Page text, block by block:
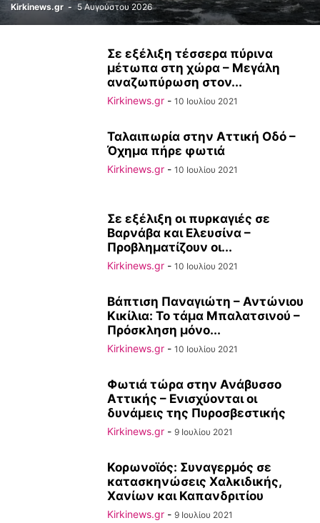
Kirkinews.gr - 5 Αυγούστου 2026
Σε εξέλιξη τέσσερα πύρινα
μέτωπα στη χώρα – Μεγάλη
αναζωπύρωση στον...
Kirkinews.gr - 10 Ιουλίου 2021
Ταλαιπωρία στην Αττική Οδό –
Όχημα πήρε φωτιά
Kirkinews.gr - 10 Ιουλίου 2021
Σε εξέλιξη οι πυρκαγιές σε
Βαρνάβα και Ελευσίνα –
Προβληματίζουν οι...
Kirkinews.gr - 10 Ιουλίου 2021
Βάπτιση Παναγιώτη – Αντώνιου
Κικίλια: Το τάμα Μπαλατσινού –
Πρόσκληση μόνο...
Kirkinews.gr - 10 Ιουλίου 2021
Φωτιά τώρα στην Ανάβυσσο
Αττικής – Ενισχύονται οι
δυνάμεις της Πυροσβεστικής
Kirkinews.gr - 9 Ιουλίου 2021
Κορωνοϊός: Συναγερμός σε
κατασκηνώσεις Χαλκιδικής,
Χανίων και Καπανδριτίου
Kirkinews.gr - 9 Ιουλίου 2021